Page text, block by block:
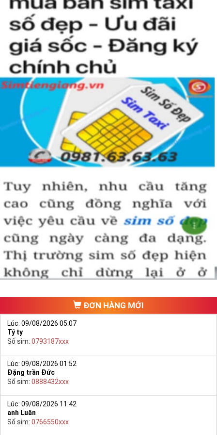
kiện để sở hữu một sim tứ quý 2 này, bởi vậy chỉ cần nhìn vào
người khác cũng sẽ biết được vị trí của bạn trong xã hội là như thế
nào rồi?
Hướng dẫn mua Sim Tứ Quý 2 tại
Simtiengiang.vn.
Sim Tiền Giang là đơn vị cung cấp
Tứ Quý, sim giá rẻ uy
tín chất lượng.
Chọn mua sim số đẹp thường mất nhiều thời gian ở khoản lựa số,
một số phải vừa đẹp, vừa tốt về phong thủy thì mới là sim hoàn
hảo. Vậy phải làm sao?
- Cách nhanh nhất để chọn mua được Sim Tứ Quý 2 là bạn vào
trang chủ của Sim Tiền Giang, chọn mục “
Sim giảm giá
“ ở ngay đầu
trang chủ. Đây là danh sách sim được đại lý giảm giá vì một số lý
Ngoài ra quý khách chưa ưng ý về Sim Tứ Quý 2 có cũng thể tham
khảo thêm Sim Vinaphone,Sim Gmobile, Sim Tứ Quý Giữa
ĐƠN HÀNG MỚI
Lúc: 09/08/2026 05:07
Tý ty
Số sim: 0793187xxx
Lúc: 09/08/2026 01:52
Đặng trần Đức
Số sim: 0888432xxx
Lúc: 09/08/2026 11:42
anh Luân
Số sim: 0766550xxx